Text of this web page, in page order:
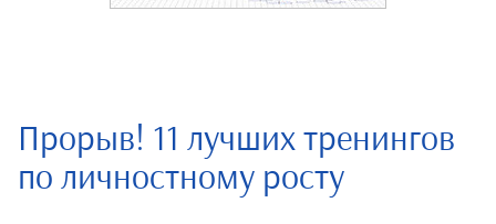
Прорыв! 11 лучших тренингов
по личностному росту